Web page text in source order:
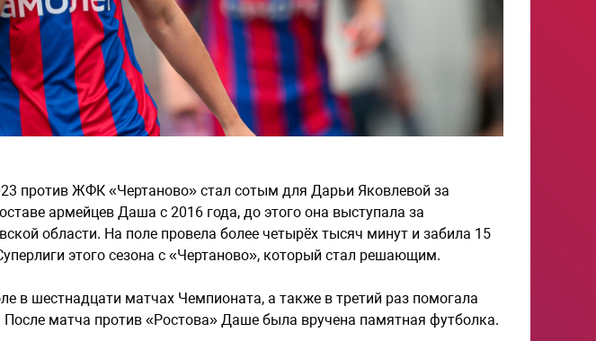
против ЖФК «Чертаново» стал сотым для Дарьи Яковлевой за
армейцев Даша с 2016 года, до этого она выступала за
области. На поле провела более четырёх тысяч минут и забила 15
этого сезона с «Чертаново», который стал решающим.
в шестнадцати матчах Чемпионата, а также в третий раз помогала
матча против «Ростова» Даше была вручена памятная футболка.